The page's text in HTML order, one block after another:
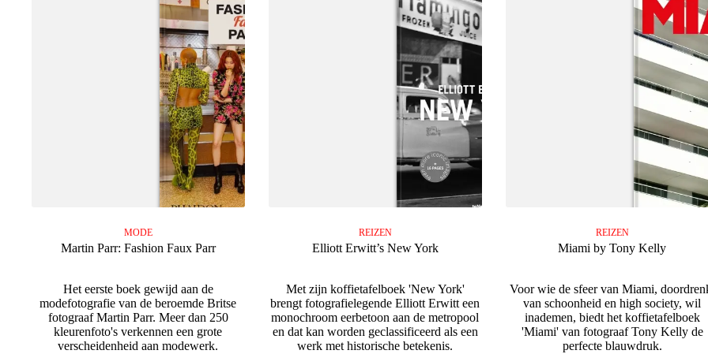
MODE
Martin Parr: Fashion Faux Parr
Het eerste boek gewijd aan de
modefotografie van de beroemde Britse
fotograaf Martin Parr. Meer dan 250
kleurenfoto's verkennen een grote
verscheidenheid aan modewerk.
REIZEN
Elliott Erwitt’s New York
Met zijn koffietafelboek 'New York'
brengt fotografielegende Elliott Erwitt een
monochroom eerbetoon aan de metropool
en dat kan worden geclassificeerd als een
werk met historische betekenis.
REIZEN
Miami by Tony Kelly
Voor wie de sfeer van Miami,
van schoonheid en high society, wil
inademen, biedt het koffietafelboek
'Miami' van fotograaf Tony Kelly de
perfecte blauwdruk.